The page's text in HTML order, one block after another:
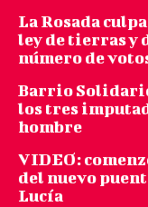
La Rosada
ley de tierras y
número de
Barrio
los tres
hombre
VIDEO:
del nuevo
Lucía